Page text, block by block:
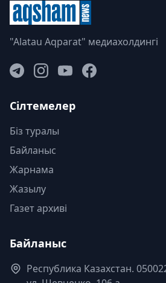
"Alatau Aqparat" медиахолдингі
Сілтемелер
Біз туралы
Байланыс
Жарнама
Жазылу
Газет архиві
Байланыс
Республика Казахстан.